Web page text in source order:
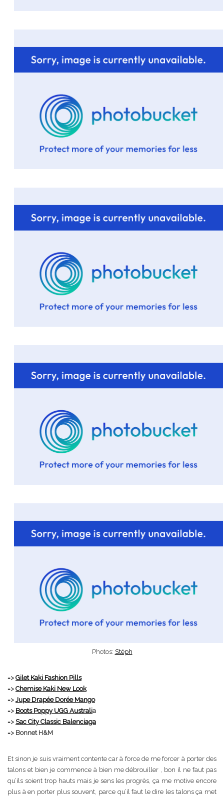
Photos: Stéph
=> Gilet Kaki Fashion Pills
=> Chemise Kaki New Look
=> Jupe Drapée Dorée Mango
=> Boots Poppy UGG Australia
=> Sac City Classic Balenciaga
=> Bonnet H&M
Et sinon je suis vraiment contente car à force de me forcer à porter des
talons et bien je commence à bien me débrouiller , bon il ne faut pas
qu’ils soient trop hauts mais je sens les progrès, ça me motive encore
plus à en porter plus souvent, parce qu’il faut le dire les talons ça met